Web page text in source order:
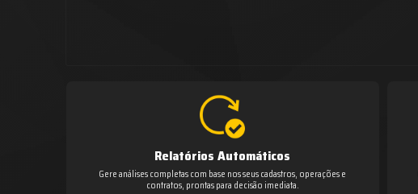
Relatórios Automáticos
Gere análises completas com base nos seus cadastros, operações e
contratos, prontas para decisão imediata.